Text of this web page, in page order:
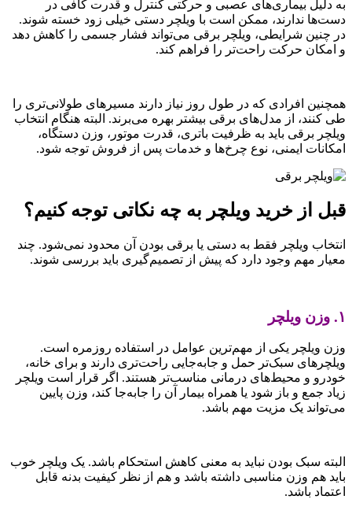
به دلیل بیماری‌های عصبی و حرکتی کنترل و قدرت کافی در
دست‌ها ندارند، ممکن است با ویلچر دستی خیلی زود خسته شوند.
در چنین شرایطی، ویلچر برقی می‌تواند فشار جسمی را کاهش دهد
و امکان حرکت راحت‌تر را فراهم کند.
همچنین افرادی که در طول روز نیاز دارند مسیرهای طولانی‌تری را
طی کنند، از مدل‌های برقی بیشتر بهره می‌برند. البته هنگام انتخاب
ویلچر برقی باید به ظرفیت باتری، قدرت موتور، وزن دستگاه،
امکانات ایمنی، نوع چرخ‌ها و خدمات پس از فروش توجه شود.
قبل از خرید ویلچر به چه نکاتی توجه کنیم؟
انتخاب ویلچر فقط به دستی یا برقی بودن آن محدود نمی‌شود. چند
معیار مهم وجود دارد که پیش از تصمیم‌گیری باید بررسی شوند.
۱. وزن ویلچر
وزن ویلچر یکی از مهم‌ترین عوامل در استفاده روزمره است.
ویلچرهای سبک‌تر حمل و جابه‌جایی راحت‌تری دارند و برای خانه،
خودرو و محیط‌های درمانی مناسب‌تر هستند. اگر قرار است ویلچر
زیاد جمع و باز شود یا همراه بیمار آن را جابه‌جا کند، وزن پایین
می‌تواند یک مزیت مهم باشد.
البته سبک بودن نباید به معنی کاهش استحکام باشد. یک ویلچر خوب
باید هم وزن مناسبی داشته باشد و هم از نظر کیفیت بدنه قابل
اعتماد باشد.